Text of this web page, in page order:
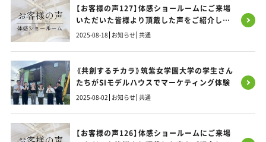
【お客様の声127】体感ショールームにご来場
いただいた皆様より頂戴した声をご紹介しま
す！
2025-08-18 お知らせ 共通
《共創するチカラ》筑紫女学園大学の学生さん
たちがSIモデルハウスでマーケティング体験
2025-08-02 お知らせ 共通
【お客様の声126】体感ショールームにご来場